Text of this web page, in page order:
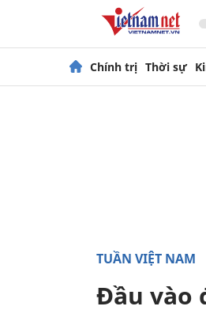
Chính trị Thời sự
TUẦN VIỆT NAM
Đầu vào